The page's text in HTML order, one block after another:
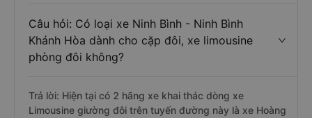
Câu hỏi: Có loại xe Ninh Bình - Ninh Bình
Khánh Hòa dành cho cặp đôi, xe limousine
phòng đôi không?
Trả lời: Hiện tại có 2 hãng xe khai thác dòng xe
Limousine giường đôi trên tuyến đường này là xe Hoàng